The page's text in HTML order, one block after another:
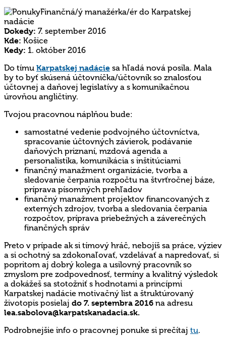
Dokedy: 7. september 2016
Kde: Košice
Kedy: 1. október 2016
Do tímu Karpatskej nadácie sa hľadá nová posila. Mala
by to byť skúsená účtovníčka/účtovník so znalosťou
účtovnej a daňovej legislatívy a s komunikačnou
úrovňou angličtiny.
Tvojou pracovnou náplňou bude:
samostatné vedenie podvojného účtovníctva,
spracovanie účtovných závierok, podávanie
daňových priznaní, mzdová agenda a
personalistika, komunikácia s inštitúciami
finančný manažment organizácie, tvorba a
sledovanie čerpania rozpočtu na štvrťročnej báze,
príprava písomných prehľadov
finančný manažment projektov financovaných z
externých zdrojov, tvorba a sledovania čerpania
rozpočtov, príprava priebežných a záverečných
finančných správ
Preto v prípade ak si tímový hráč, nebojíš sa práce, výziev
a si ochotný sa zdokonaľovať, vzdelávať a napredovať, si
popritom aj dobrý kolega a usilovný pracovník so
zmyslom pre zodpovednosť, termíny a kvalitný výsledok
a dokážeš sa stotožniť s hodnotami a princípmi
Karpatskej nadácie motivačný list a štruktúrovaný
životopis posielaj do 7. septembra 2016 na adresu
lea.sabolova@karpatskanadacia.sk.
Podrobnejšie info o pracovnej ponuke si prečítaj tu.